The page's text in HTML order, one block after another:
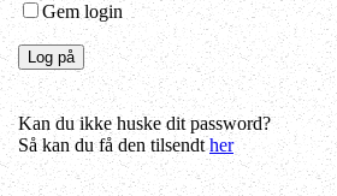
Gem login
Kan du ikke huske dit password?
Så kan du få den tilsendther